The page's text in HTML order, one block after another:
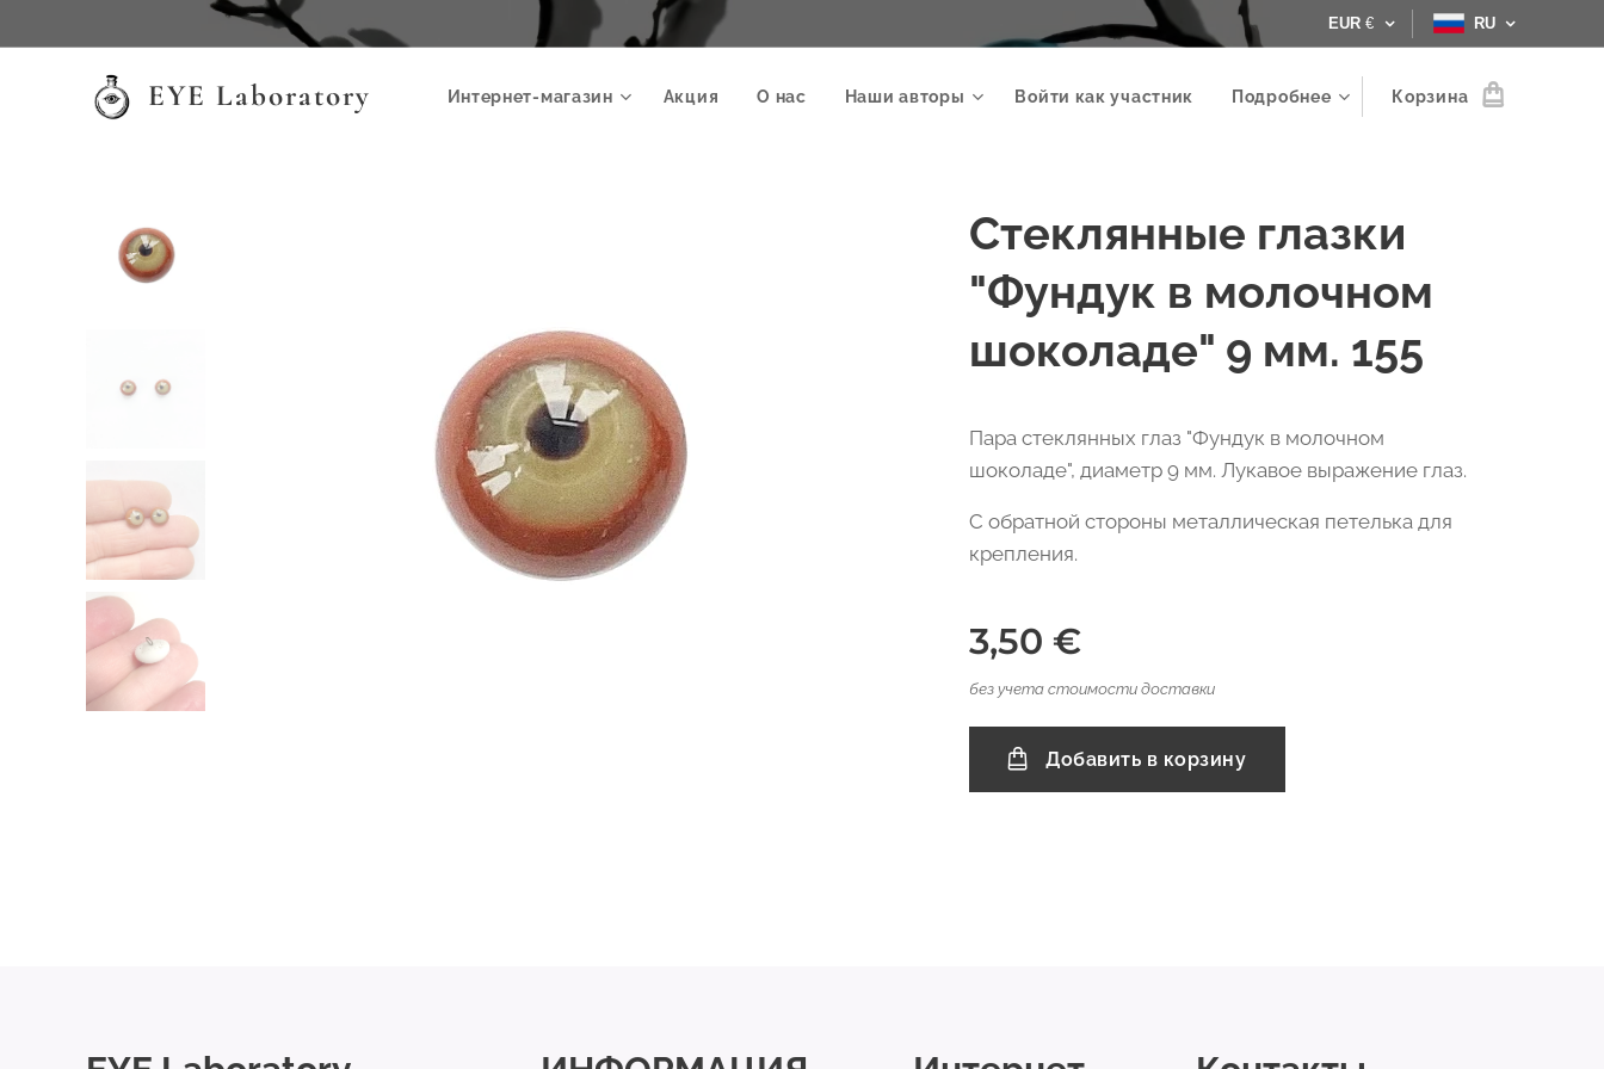
EUR € RU
EYE Laboratory Интернет-магазин Акция О нас Наши авторы Войти как участник Подробнее Корзина
Стеклянные глазки
"Фундук в молочном
шоколаде" 9 мм. 155
Пара стеклянных глаз "Фундук в молочном
шоколаде", диаметр 9 мм. Лукавое выражение глаз.
С обратной стороны металлическая петелька для
крепления.
3,50 €
без учета стоимости доставки
Добавить в корзину